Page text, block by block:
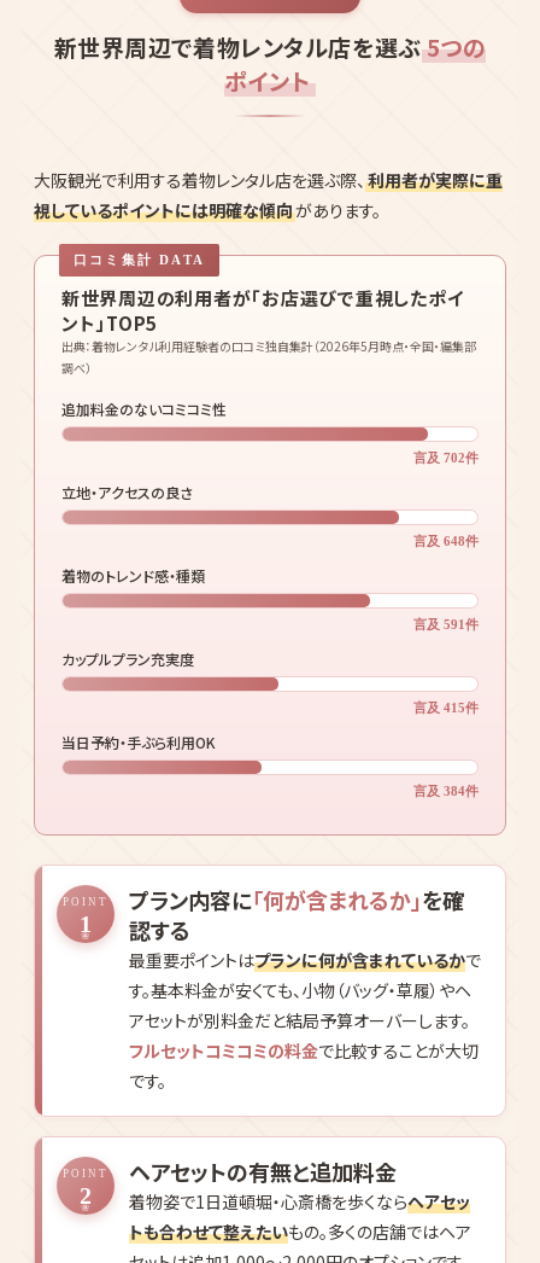
になるカップル・グループプランがあります。3名
以上の修学旅行プラン（1人3,500円程度）も人気
で、友達同士の道頓堀観光ではグループ割の活用
SECTION 04
新世界周辺で着物レンタル店を選ぶ5つの
ポイント
視しているポイントには明確な傾向があります。
新世界周辺の利用者が「お店選びで重視したポイ
調べ）
言及 591件
当日予約・手ぶら利用OK
POINT
1
プラン内容に「何が含まれるか」を確
認する
最重要ポイントはプランに何が含まれているか
す。基本料金が安くても、小物（バッグ・草履）やヘ
アセットが別料金だと結局予算オーバーします。